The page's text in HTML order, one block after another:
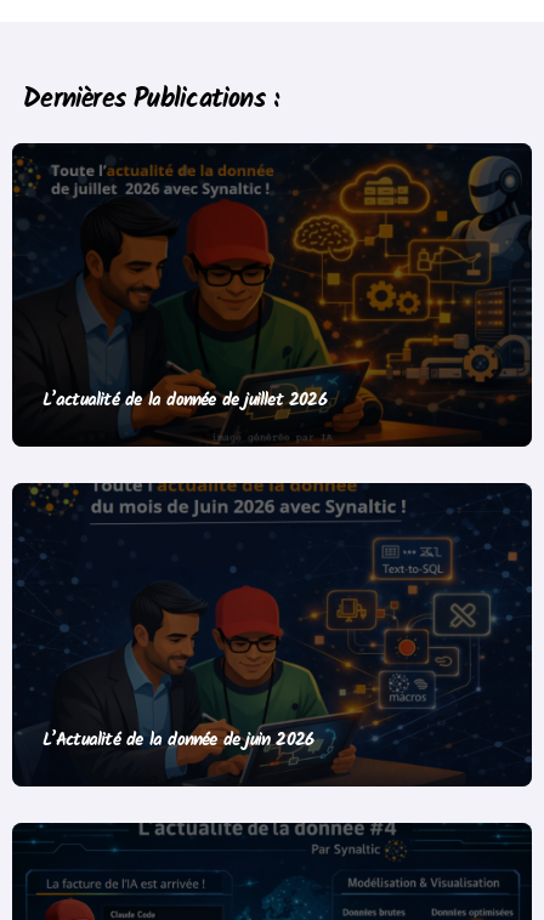
Dernières Publications :
L’actualité de la donnée de juillet 2026
L’Actualité de la donnée de juin 2026